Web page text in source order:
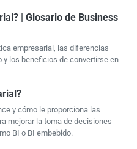
| Glosario de Business
empresarial, las diferencias
los beneficios de convertirse en
y cómo le proporciona las
mejorar la toma de decisiones
BI o BI embebido.